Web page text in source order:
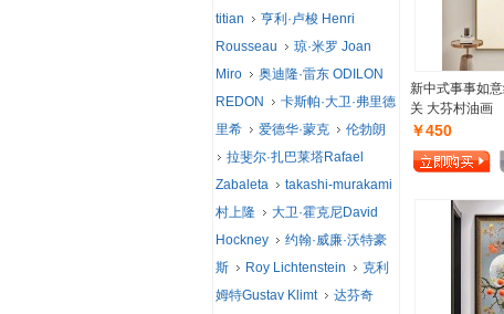
新中式事事如
关 大芬村油画
￥450
titian
亨利·卢梭 Henri
Rousseau
琼·米罗 Joan
Miro
奥迪隆·雷东 ODILON
REDON
卡斯帕·大卫·弗里德
里希
爱德华·蒙克
伦勃朗
拉斐尔·扎巴莱塔Rafael
Zabaleta
takashi-murakami
村上隆
大卫·霍克尼David
Hockney
约翰·威廉·沃特豪
斯
Roy Lichtenstein
克利
姆特Gustav Klimt
达芬奇